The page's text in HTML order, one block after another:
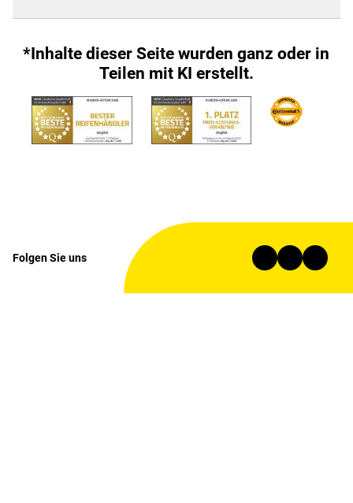
*Inhalte dieser Seite wurden ganz oder in
Teilen mit KI erstellt.
Folgen Sie uns